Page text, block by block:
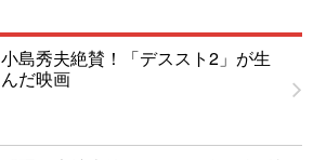
小島秀夫絶賛！「デススト2」が生
んだ映画